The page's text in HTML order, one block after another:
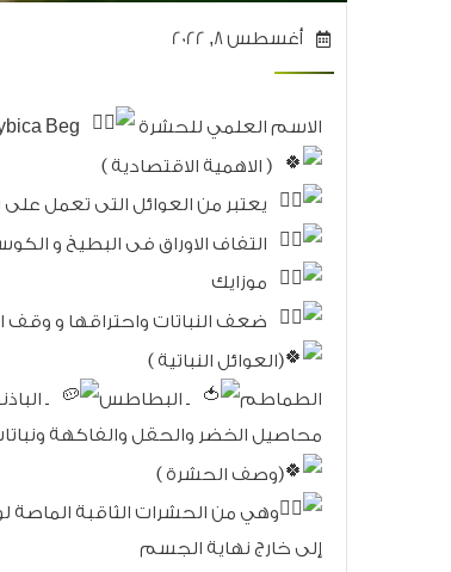
أغسطس 8, 2022
الاسم العلمي للحشرة
( الاهمية الاقتصادية )
يعتبر من العوائل التى تعمل
التفاف الاوراق فى البطيخ و
موزايك
ضعف النباتات واحتراقها و وقف
(العوائل النباتية )
الطماطم
ـ البطاطس ـ
محاصيل الخضر والحقل والفاكهة
(وصف الحشرة )
إلى خارج نهاية الجسم